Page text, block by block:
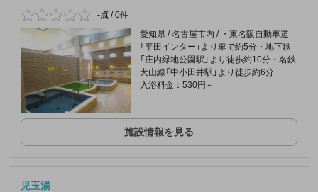
-点 /0件
愛知県 / 名古屋市内 / ・東名阪自動車道
「平田インター」より車で約5分・地下鉄
「庄内緑地公園駅」より徒歩約10分・名鉄
犬山線「中小田井駅」より徒歩約6分
入浴料金：530円～
施設情報を見る
児玉湯